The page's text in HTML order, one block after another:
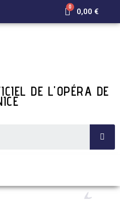
0,00 €
DE L'OPÉRA DE